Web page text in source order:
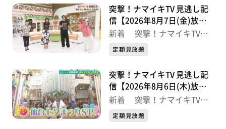
【営業時間】9:00～20:00
【電話番号】022-238-0002
【ナマなキッチン】
【おパン】
■ライスブレッド&スイーツ モナモナ 河原町店
【住所】仙台市若林区河原町1丁目1-23 イガスト・ゲー
突撃！ナマイキTV 見逃し配
信【2026年8月7日(金)放送
分】
新着 突撃！ナマイキTV
最新
定額見放題
突撃！ナマイキTV 見逃し配
信【2026年8月6日(木)放送
分】
新着 突撃！ナマイキTV
最新
定額見放題